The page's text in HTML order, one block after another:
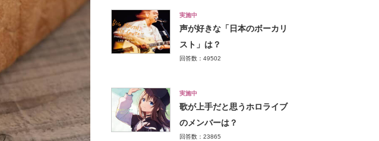
実施中
声が好きな「日本のボーカリ
スト」は？
回答数：49502
実施中
歌が上手だと思うホロライブ
のメンバーは？
回答数：23865